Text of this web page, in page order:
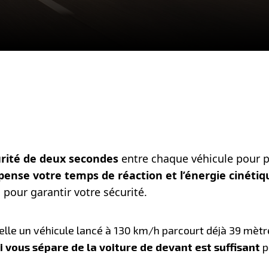
de deux secondesentre chaque véhicule pour
votre temps de réaction et l’énergie
garantir votre sécurité.
un véhicule lancé à 130 km/h parcourt déjà 39
vous sépare de la voiture de devant est suffisant